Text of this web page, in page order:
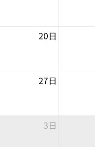
20日
27日
3日